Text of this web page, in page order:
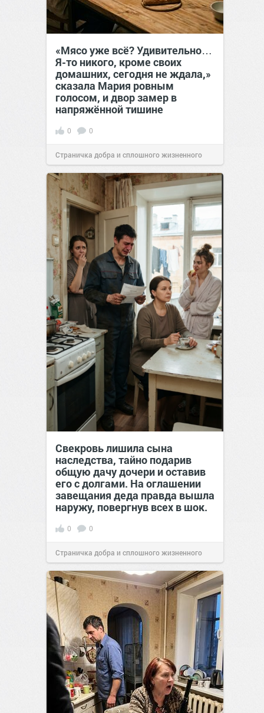
«Мясо уже всё? Удивительно…
Я-то никого, кроме своих
домашних, сегодня не ждала,»
сказала Мария ровным
голосом, и двор замер в
напряжённой тишине
0 0
Страничка добра и сплошного жизненного
позитива!15:3807 авг 2026
Свекровь лишила сына
наследства, тайно подарив
общую дачу дочери и оставив
его с долгами. На оглашении
завещания деда правда вышла
наружу, повергнув всех в шок.
0 0
Страничка добра и сплошного жизненного
позитива!00:2907 авг 2026